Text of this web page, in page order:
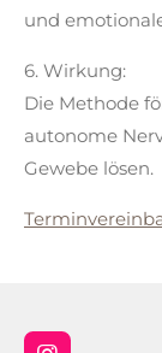
und
6. Wirkung:
Die Methode
autonome
Gewebe lösen.